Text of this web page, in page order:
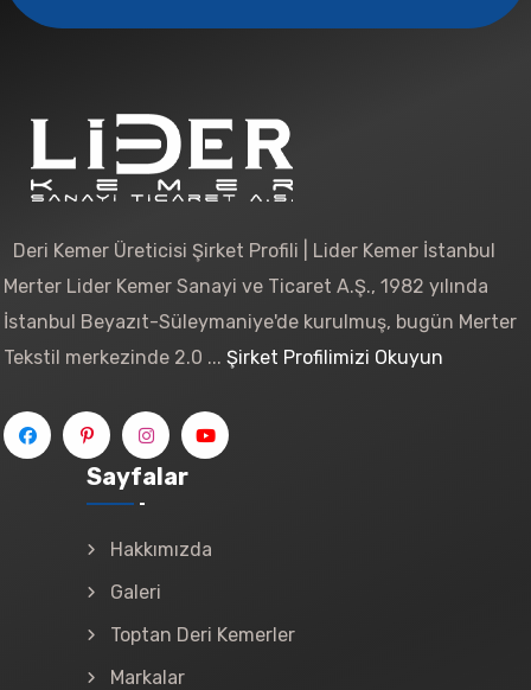
Deri Kemer Üreticisi Şirket Profili | Lider Kemer İstanbul
Merter Lider Kemer Sanayi ve Ticaret A.Ş., 1982 yılında
İstanbul Beyazıt-Süleymaniye'de kurulmuş, bugün Merter
Tekstil merkezinde 2.0 ... Şirket Profilimizi Okuyun
Sayfalar
Hakkımızda
Galeri
Toptan Deri Kemerler
Markalar